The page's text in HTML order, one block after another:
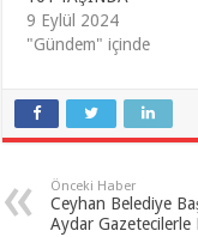
9 Eylül 2024
"Gündem" içinde
Önceki Haber
Ceyhan Belediye
Aydar Gazetecilerle